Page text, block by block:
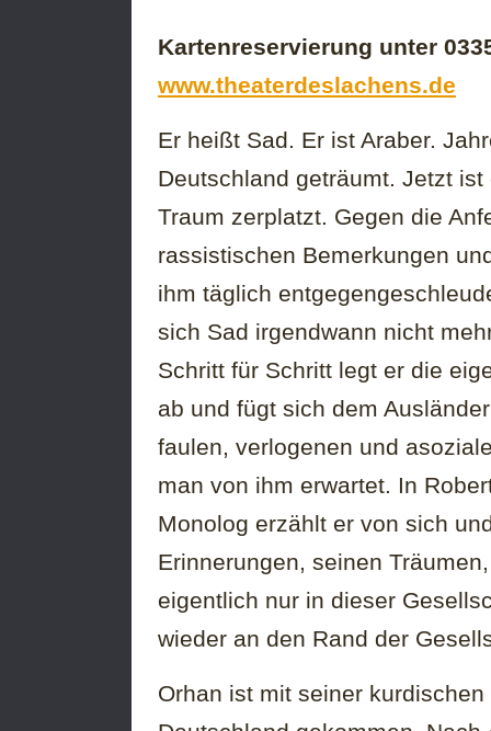
Kartenreservierung unter
www.theaterdeslachens.de
Er heißt Sad. Er ist Araber.
Deutschland geträumt. Jetzt ist
Traum zerplatzt. Gegen die
rassistischen Bemerkungen
ihm täglich
sich Sad irgendwann nicht
Schritt für Schritt legt er die
ab und fügt sich dem
faulen, verlogenen und
man von ihm erwartet. In
Monolog erzählt er von sich
Erinnerungen, seinen
eigentlich nur in dieser
wieder an den Rand der
Orhan ist mit seiner